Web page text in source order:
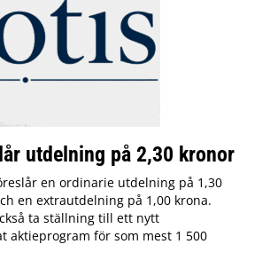
utdelning på 2,30 kronor
en ordinarie utdelning på 1,30
en extrautdelning på 1,00 krona.
ta ställning till ett nytt
aktieprogram för som mest 1 500